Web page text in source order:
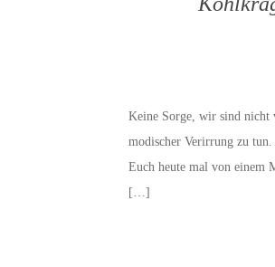
Keine Sorge, wir sind nicht
modischer Verirrung zu
Euch heute mal von einem
[…]